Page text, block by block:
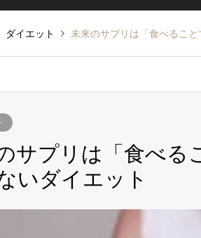
ダイエット 未来のサプリは「食べるこ
サプリは「食べる
いダイエット